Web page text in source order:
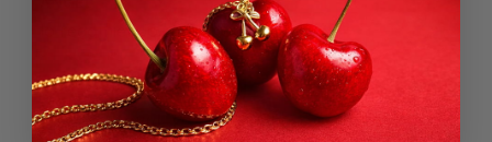
lo recomiendo , muy bonito 🫰🏼